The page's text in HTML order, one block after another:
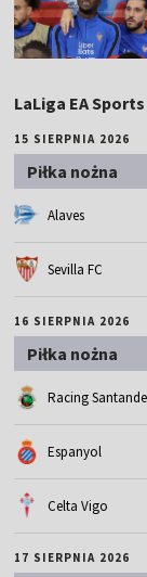
LaLiga EA Sports
15 SIERPNIA 2026
Piłka nożna
Alaves
Sevilla FC
16 SIERPNIA 2026
Piłka nożna
Racing
Espanyol
Celta Vigo
17 SIERPNIA 2026